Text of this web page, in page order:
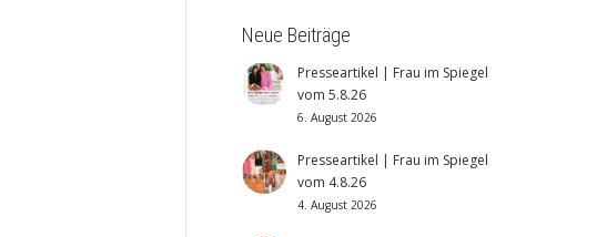
Neue Beiträge
Presseartikel | Frau im Spiegel
vom 5.8.26
6. August 2026
Presseartikel | Frau im Spiegel
vom 4.8.26
4. August 2026